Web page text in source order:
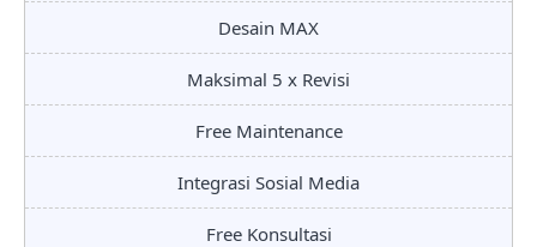
Desain MAX
Maksimal 5 x Revisi
Free Maintenance
Integrasi Sosial Media
Free Konsultasi